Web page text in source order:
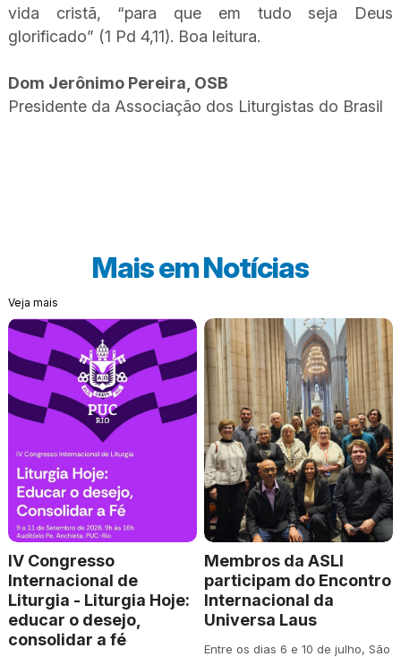
vida cristã, “para que em tudo seja Deus
glorificado” (1 Pd 4,11). Boa leitura.
Dom Jerônimo Pereira, OSB
Presidente da Associação dos Liturgistas do Brasil
Mais emNotícias
Veja mais
IV Congresso
Internacional de
Liturgia - Liturgia Hoje:
educar o desejo,
consolidar a fé
Membros da ASLI
participam do Encontro
Internacional da
Universa Laus
Entre os dias 6 e 10 de julho, São